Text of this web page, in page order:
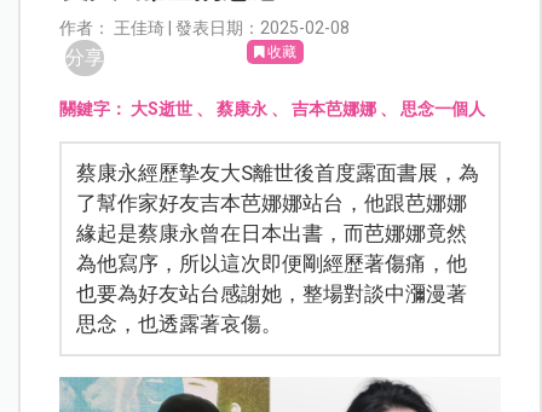
作者： 王佳琦 | 發表日期：2025-02-08
分享 收藏
關鍵字： 大S逝世 、蔡康永 、吉本芭娜娜 、思念一個人
蔡康永經歷摯友大S離世後首度露面書展，為
了幫作家好友吉本芭娜娜站台，他跟芭娜娜
緣起是蔡康永曾在日本出書，而芭娜娜竟然
為他寫序，所以這次即便剛經歷著傷痛，他
也要為好友站台感謝她，整場對談中瀰漫著
思念，也透露著哀傷。